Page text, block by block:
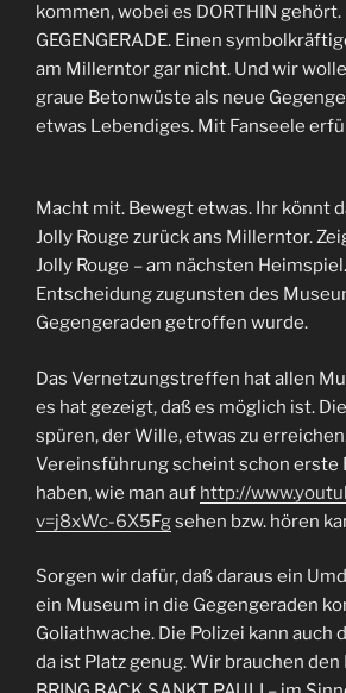
kommen, wobei es DORTHIN gehört.
GEGENGERADE. Einen
am Millerntor gar nicht. Und wir
graue Betonwüste als neue
etwas Lebendiges. Mit Fanseele
Macht mit. Bewegt etwas. Ihr könnt
Jolly Rouge zurück ans Millerntor.
Jolly Rouge – am nächsten
Entscheidung zugunsten des
Gegengeraden getroffen wurde.
Das Vernetzungstreffen hat allen
es hat gezeigt, daß es möglich ist.
spüren, der Wille, etwas zu
Vereinsführung scheint schon erste
haben, wie man auf http://
v=j8xWc-6X5Fgsehen bzw. hören
Sorgen wir dafür, daß daraus ein
ein Museum in die Gegengeraden
Goliathwache. Die Polizei kann auch
da ist Platz genug. Wir brauchen den